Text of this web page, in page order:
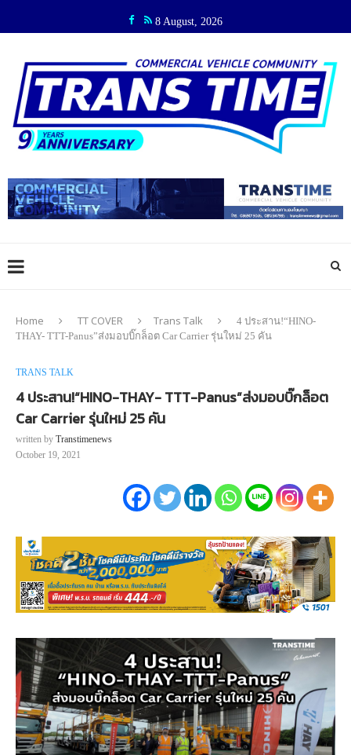
8 August, 2026
Home TT COVER Trans Talk
4 ประสาน!“HINO-
THAY- TTT-Panus”ส่งมอบบิ๊กล็อต Car Carrier รุ่นใหม่ 25 คัน
TRANS TALK
4 ประสาน!“HINO-THAY- TTT-Panus”ส่งมอบบิ๊กล็อต
Car Carrier รุ่นใหม่ 25 คัน
written by Transtimenews
October 19, 2021